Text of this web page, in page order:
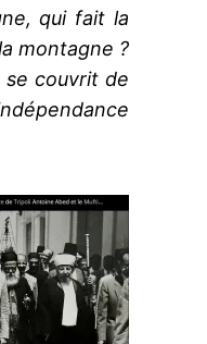
qui fait la
montagne ?
se couvrit de